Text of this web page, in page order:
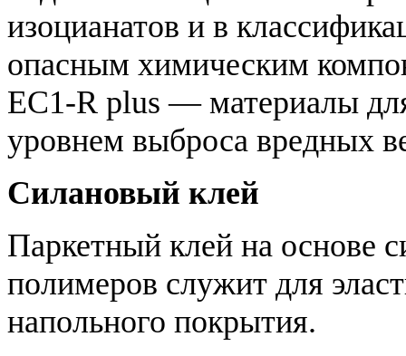
изоцианатов и в
опасным химическим
EC1-R plus — материалы
уровнем выброса вредных
Силановый клей
Паркетный клей на основе
полимеров служит для
напольного покрытия.